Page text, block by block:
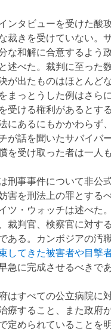
ンタビューを受けた酸
裁きを受けていない。
な和解に合意するよう
述べた。裁判に至った
が出たものはほとんど
まっとうした例はさら
受ける権利があるとす
にあるにもかかわらず
が話を聞いたサバイバ
を受け取った者は一人も
刑事事件について非公
害を刑法上の罪とする
ツ・ウォッチは述べた
裁判官、検察官に対す
ある。カンボジアの汚
してきた被害者や目撃
急に完成させるべきであ
はすべての公立病院に
療すること、また政府
定められていることを